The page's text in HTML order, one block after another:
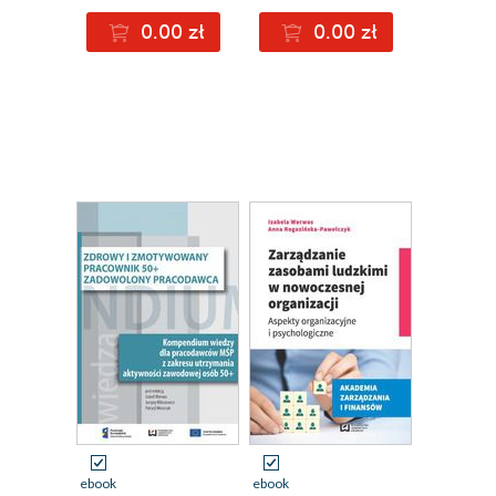
0.00 zł
zawodowej osób w
wieku 50+0.00 zł
ebook
ebook